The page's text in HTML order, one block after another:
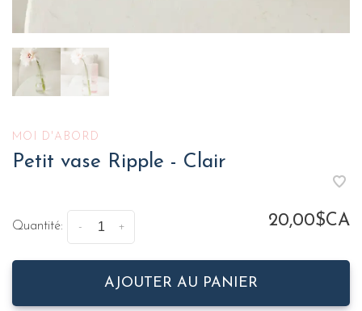
MOI D'ABORD
Petit vase Ripple - Clair
Quantité: +
- 20,00$CA
AJOUTER AU PANIER